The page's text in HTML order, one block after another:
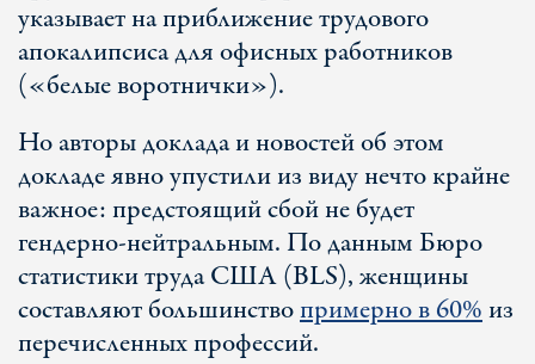
указывает на приближение трудового
апокалипсиса для офисных работников
(«белые воротнички»).
Но авторы доклада и новостей об этом
докладе явно упустили из виду нечто крайне
важное: предстоящий сбой не будет
гендерно-нейтральным. По данным Бюро
статистики труда США (BLS), женщины
составляют большинствопримерно в 60%из
перечисленных профессий.